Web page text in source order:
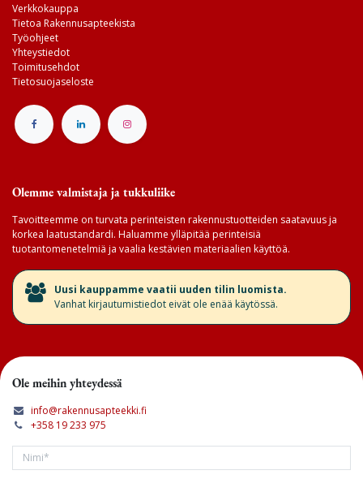
Verkkokauppa
Tietoa Rakennusapteekista
Työohjeet
Yhteystiedot
Toimitusehdot
Tietosuojaseloste
Olemme valmistaja ja tukkuliike
Tavoitteemme on turvata perinteisten rakennustuotteiden saatavuus ja
korkea laatustandardi. Haluamme ylläpitää perinteisiä
tuotantomenetelmiä ja vaalia kestävien materiaalien käyttöä.
​Uusi kauppamme vaatii uuden tilin luomista.
Vanhat kirjautumistiedot eivät ole enää käytössä.
Ole meihin yhteydessä
info@rakennusapteekki.fi
+358 19 233 975